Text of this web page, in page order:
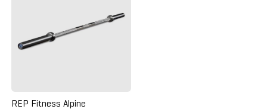
REP Fitness Alpine